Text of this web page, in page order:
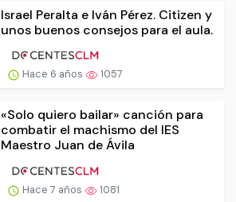
Israel Peralta e Iván Pérez. Citizen y
unos buenos consejos para el aula.
Hace 6 años 1057
«Solo quiero bailar» canción para
combatir el machismo del IES
Maestro Juan de Ávila
Hace 7 años 1081